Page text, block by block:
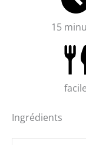
15
facile
Ingrédients